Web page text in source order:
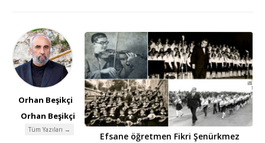
Orhan Beşikçi
Orhan Beşikçi
Tüm Yazıları →
Efsane öğretmen Fikri Şenürkmez